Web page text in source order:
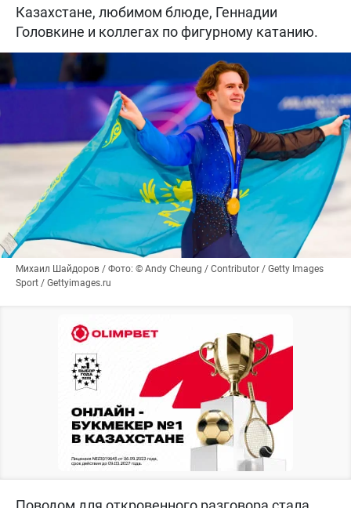
Казахстане, любимом блюде, Геннадии
Головкине и коллегах по фигурному катанию.
Михаил Шайдоров / Фото: © Andy Cheung / Contributor / Getty Images
Sport / Gettyimages.ru